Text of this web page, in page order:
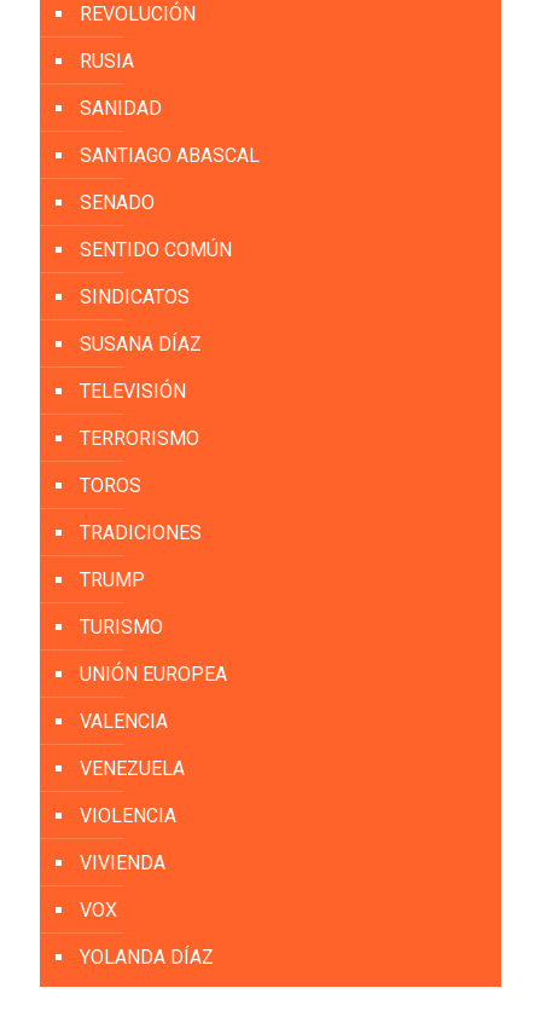
REVOLUCIÓN
RUSIA
SANIDAD
SANTIAGO ABASCAL
SENADO
SENTIDO COMÚN
SINDICATOS
SUSANA DÍAZ
TELEVISIÓN
TERRORISMO
TOROS
TRADICIONES
TRUMP
TURISMO
UNIÓN EUROPEA
VALENCIA
VENEZUELA
VIOLENCIA
VIVIENDA
VOX
YOLANDA DÍAZ